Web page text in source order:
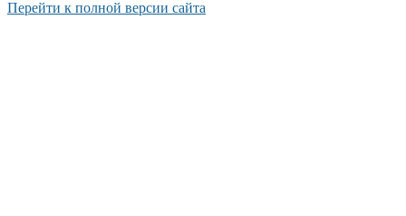
Перейти к полной версии сайта